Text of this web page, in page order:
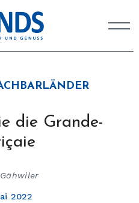
die Grande-
2022